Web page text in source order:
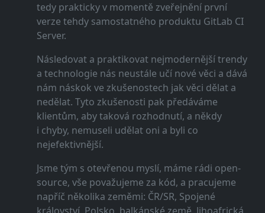
tedy prakticky v momentě zveřejnění první
verze tehdy samostatného produktu GitLab CI
Server.
Následovat a praktikovat nejmodernější trendy
a technologie nás neustále učí nové věci a dává
nám náskok ve zkušenostech jak věci dělat a
nedělat. Tyto zkušenosti pak předáváme
klientům, aby taková rozhodnutí, a někdy
i chyby, nemuseli udělat oni a byli co
nejefektivnější.
Jsme tým s otevřenou myslí, máme rádi open-
source, vše považujeme za kód, a pracujeme
napříč několika zeměmi: ČR/SR, Spojené